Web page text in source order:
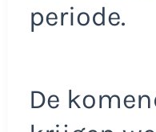
periode.
De